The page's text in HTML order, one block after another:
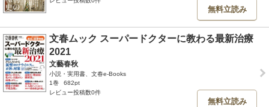
無料立読み
文春ムック スーパードクターに教わる最新治療
2021
文藝春秋
小説・実用書、文春e-Books
1巻
682pt
レビュー投稿数0件
無料立読み